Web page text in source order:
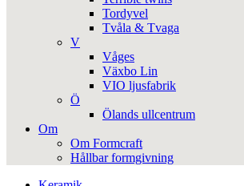
Tordyvel
Tvåla & Tvaga
V
Våges
Växbo Lin
VIO ljusfabrik
Ö
Ölands ullcentrum
Om
Om Formcraft
Hållbar formgivning